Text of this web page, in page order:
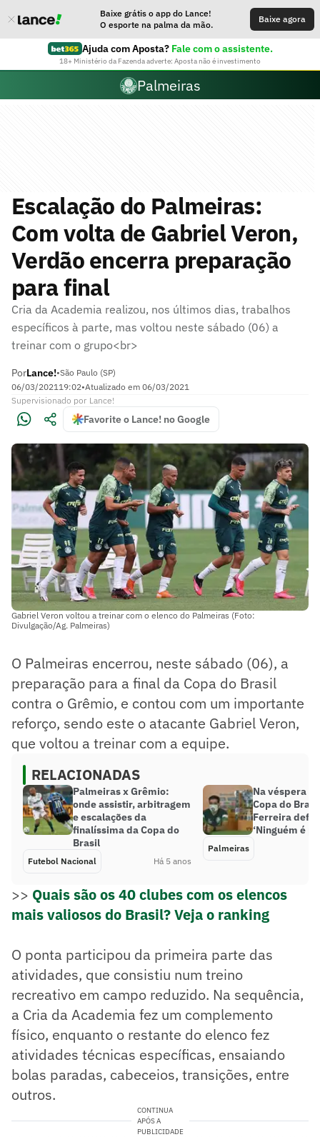
Baixe grátis o app do Lance!
O esporte na palma da mão.
Baixe agora
Ajuda com Aposta? Fale com o assistente.
18+ Ministério da Fazenda adverte: Aposta não é investimento
Palmeiras
Escalação do Palmeiras:
Com volta de Gabriel Veron,
Verdão encerra preparação
para final
Cria da Academia realizou, nos últimos dias, trabalhos
específicos à parte, mas voltou neste sábado (06) a
treinar com o grupo<br>
PorLance!•São Paulo (SP)
06/03/202119:02•Atualizado em 06/03/2021
Supervisionado por Lance!
Favorite o Lance! no Google
Gabriel Veron voltou a treinar com o elenco do Palmeiras (Foto:
Divulgação/Ag. Palmeiras)
O Palmeiras encerrou, neste sábado (06), a
preparação para a final da Copa do Brasil
contra o Grêmio, e contou com um importante
reforço, sendo este o atacante Gabriel Veron,
que voltou a treinar com a equipe.
RELACIONADAS
Palmeiras x Grêmio:
onde assistir, arbitragem
e escalações da
finalíssima da Copa do
Brasil
Futebol Nacional Há 5 anos
Na véspera
Copa do
Ferreira
‘Ninguém é
Palmeiras
>> Quais são os 40 clubes com os elencos
mais valiosos do Brasil? Veja o ranking
O ponta participou da primeira parte das
atividades, que consistiu num treino
recreativo em campo reduzido. Na sequência,
a Cria da Academia fez um complemento
físico, enquanto o restante do elenco fez
atividades técnicas específicas, ensaiando
bolas paradas, cabeceios, transições, entre
outros.
CONTINUA
APÓS A
PUBLICIDADE